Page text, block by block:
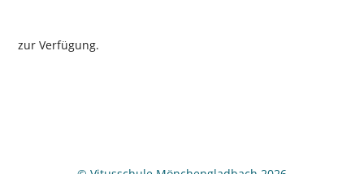
zur Verfügung.